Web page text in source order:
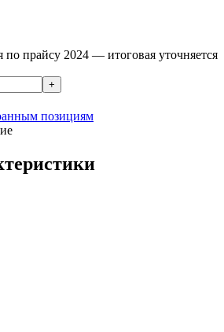
по прайсу 2024 — итоговая уточняется
+
позициям